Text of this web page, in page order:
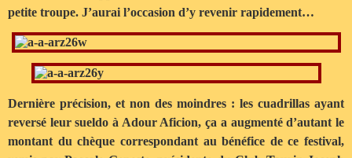
petite troupe. J’aurai l’occasion d’y revenir rapidement…
Dernière précision, et non des moindres : les cuadrillas ayant
reversé leur sueldo à Adour Aficion, ça a augmenté d’autant le
montant du chèque correspondant au bénéfice de ce festival,